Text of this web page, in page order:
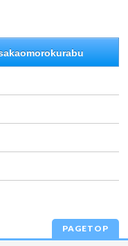
PAGETOP